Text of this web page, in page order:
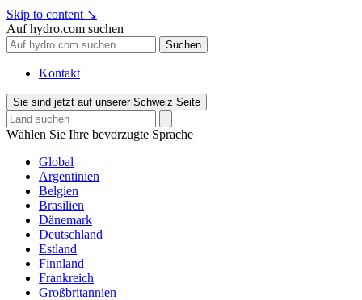
Skip to content ↘
Auf hydro.com suchen
Suchen
Kontakt
Sie sind jetzt auf unserer Schweiz Seite
Wählen Sie Ihre bevorzugte Sprache
Global
Argentinien
Belgien
Brasilien
Dänemark
Deutschland
Estland
Finnland
Frankreich
Großbritannien